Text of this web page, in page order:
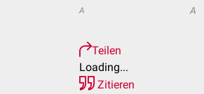
A A
Teilen
Loading...
Zitieren